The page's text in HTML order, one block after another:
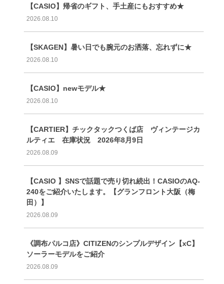
【CASIO】帰省のギフト、手土産にもおすすめ★
2026.08.10
【SKAGEN】暑い日でも腕元のお洒落、忘れずに★
2026.08.10
【CASIO】newモデル★
2026.08.10
【CARTIER】チックタックつくば店 ヴィンテージカ
ルティエ 在庫状況 2026年8月9日
2026.08.09
【CASIO 】SNSで話題で売り切れ続出！CASIOのAQ-
240をご紹介いたします。【グランフロント大阪（梅
田）】
2026.08.09
《調布パルコ店》CITIZENのシンプルデザイン【xC】
ソーラーモデルをご紹介
2026.08.09